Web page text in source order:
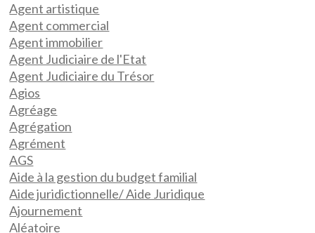
Agent artistique
Agent commercial
Agent immobilier
Agent Judiciaire de l'Etat
Agent Judiciaire du Trésor
Agios
Agréage
Agrégation
Agrément
AGS
Aide à la gestion du budget familial
Aide juridictionnelle/ Aide Juridique
Ajournement
Aléatoire